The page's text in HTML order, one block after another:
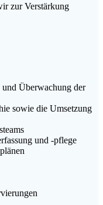
zur Verstärkung
Überwachung der
sowie die Umsetzung
und -pflege